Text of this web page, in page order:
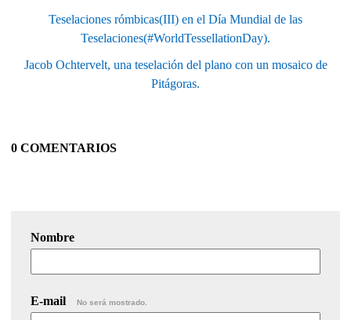
Teselaciones rómbicas(III) en el Día Mundial de las
Teselaciones(#WorldTessellationDay).
Jacob Ochtervelt, una teselación del plano con un mosaico de
Pitágoras.
0 COMENTARIOS
Nombre
E-mail No será mostrado.